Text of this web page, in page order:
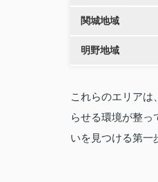
関城地域
明野地域
これらのエリアは
らせる環境が整っ
いを見つける第一